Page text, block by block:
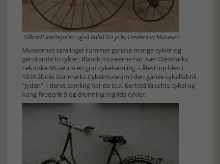
Såkaldt væltepeter også kaldt bicycle, Fredericia Museum
Museernes samlinger rummer ganske mange cykler og
genstande til cykler. Blandt museerne har især Danmarks
Tekniske Museum en god cykelsamling. I Ålestrup blev i
1974 åbnet Danmarks Cykelmuseum i den gamle cykelfabrik
”Jyden”. I deres samling har de bl.a. Bertold Brechts cykel og
kong Frederik 9 og dronning Ingrids cykler.